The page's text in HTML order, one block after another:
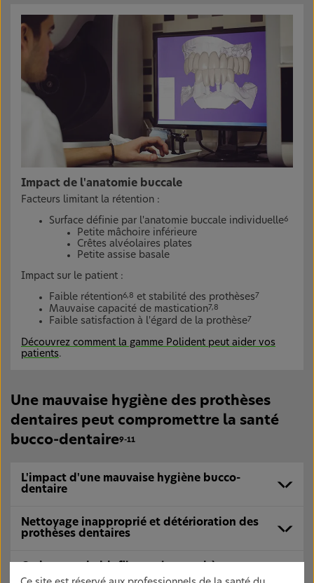
Impact de l'anatomie buccale
Facteurs limitant la rétention :
Surface définie par l'anatomie buccale individuelle6
Petite mâchoire inférieure
Crêtes alvéolaires plates
Petite assise basale
Impact sur le patient :
Faible rétention6,8 et stabilité des prothèses 7
Mauvaise capacité de mastication7,8
Faible satisfaction à l'égard de la prothèse7
Découvrez comment la gamme Polident peut aider vos
patients.
Une mauvaise hygiène des prothèses
dentaires peut compromettre la santé
bucco-dentaire9-11
L'impact d'une mauvaise hygiène bucco-
dentaire
Nettoyage inapproprié et détérioration des
prothèses dentaires
dentaires